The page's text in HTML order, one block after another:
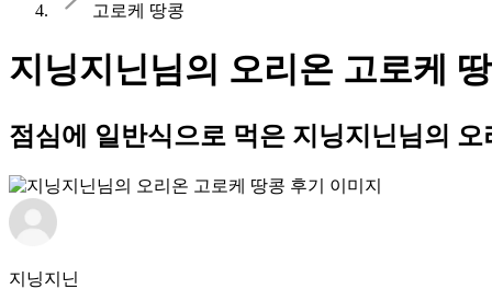
고로케 땅콩
지닝지닌님의 오리온 고로케
점심에 일반식으로 먹은 지닝지닌님의
지닝지닌